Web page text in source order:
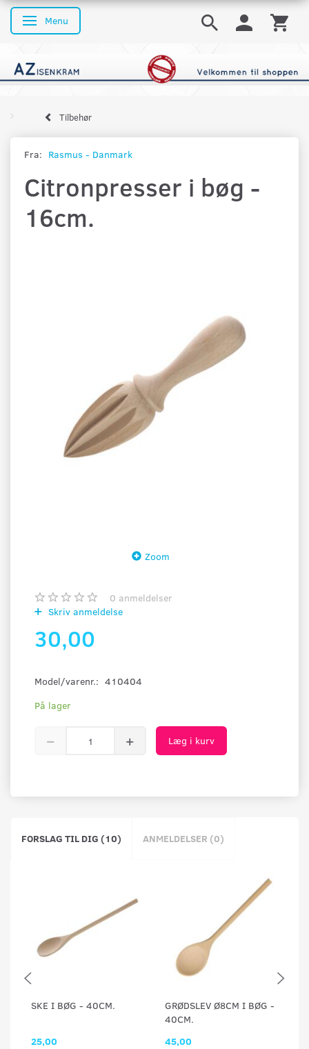
Skifte navigation
Menu
Tilbehør
Fra: Rasmus - Danmark
Citronpresser i bøg -
16cm.
Zoom
0 anmeldelser
Skriv anmeldelse
30,00
Model/varenr.: 410404
På lager
Læg i kurv
FORSLAG TIL DIG (10) ANMELDELSER (0)
SKE I BØG - 40CM.
25,00
GRØDSLEV Ø8CM I BØG -
40CM.
45,00